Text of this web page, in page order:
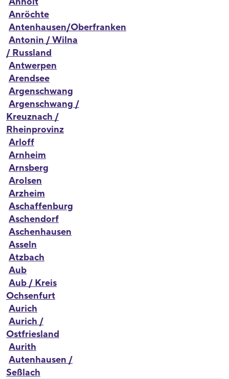
Anröchte
Antenhausen/Oberfranken
Antonin / Wilna
/ Russland
Antwerpen
Arendsee
Argenschwang
Argenschwang /
Kreuznach /
Rheinprovinz
Arloff
Arnheim
Arnsberg
Arolsen
Arzheim
Aschaffenburg
Aschendorf
Aschenhausen
Asseln
Atzbach
Aub
Aub / Kreis
Ochsenfurt
Aurich
Aurich /
Ostfriesland
Aurith
Autenhausen /
Seßlach